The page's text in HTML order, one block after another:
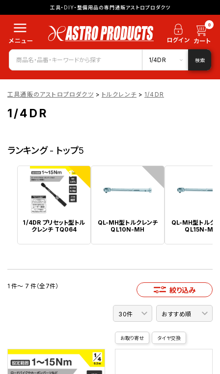
工具・DIY・整備用品の専門通販アストロプロダクツ
0
1/4DR 検索
工具通販のアストロプロダクツ > トルクレンチ > 1/4DR
1/4DR
ランキング - トップ5
1
1/4DR プリセット型トル
クレンチ TQ064
2
QL-MH型トルクレンチ
QL10N-MH
QL-MH型トルク
QL15N-MH
1 件～ 7 件（全7件） 絞り込み
お取り寄せ タイヤ交換